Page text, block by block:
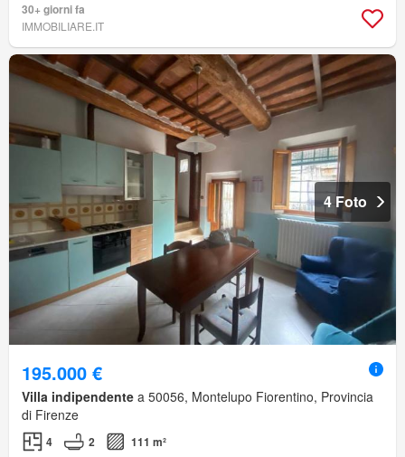
30+ giorni fa
IMMOBILIARE.IT
4 Foto
195.000 €
Villa indipendente a 50056, Montelupo Fiorentino, Provincia
di Firenze
4 2
111 m²